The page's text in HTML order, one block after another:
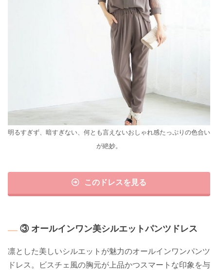
明るすぎず、暗すぎない、何とも言えないおしゃれ感たっぷりの色合い
が絶妙。
このドレスを見る
③ オールインワン美シルエットパンツドレス
凛とした美しいシルエットが魅力のオールインワンパンツ
ドレス。ビスチェ風の胸元が上品かつスマートな印象を与